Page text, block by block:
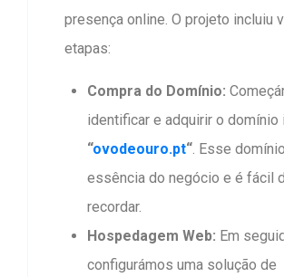
presença online. O projeto incluiu
etapas:
Compra do Domínio:
identificar e adquirir o domínio
“ovodeouro.pt“. Esse
essência do negócio e é fácil
recordar.
Hospedagem Web: Em
configurámos uma solução de